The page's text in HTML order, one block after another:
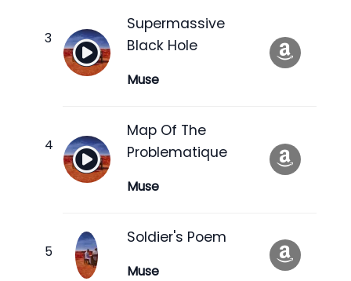
Supermassive
Black Hole
Muse
Map Of The
Problematique
Muse
Soldier's Poem
Muse